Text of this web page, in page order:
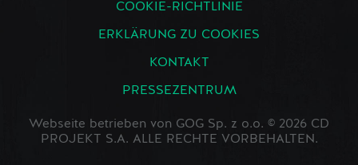
COOKIE-RICHTLINIE
ERKLÄRUNG ZU COOKIES
KONTAKT
PRESSEZENTRUM
Webseite betrieben von GOG Sp. z o.o. © 2026 CD
PROJEKT S.A. ALLE RECHTE VORBEHALTEN.